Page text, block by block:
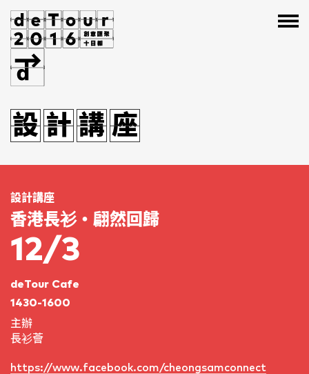
設
邊
邊
設 計
工
工
計 講
節
節
講 座
作
作
座
設計講座
香港長衫・翩然回歸
12/3
deTour Cafe
1430-1600
主辦
長衫薈
https://www.facebook.com/cheongsamconnect